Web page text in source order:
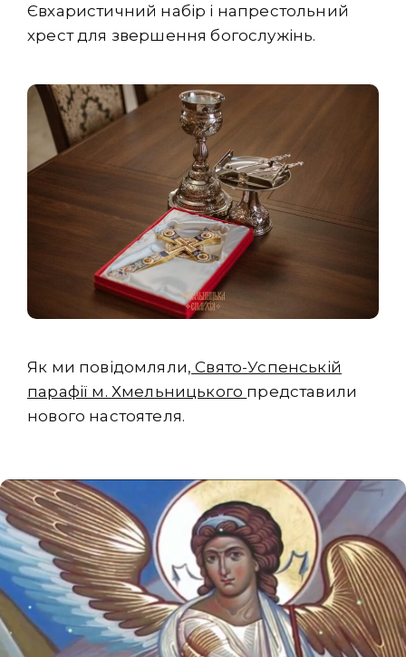
Євхаристичний набір і напрестольний
хрест для звершення богослужінь.
Як ми повідомляли, Свято-Успенській
парафії м. Хмельницького представили
нового настоятеля.